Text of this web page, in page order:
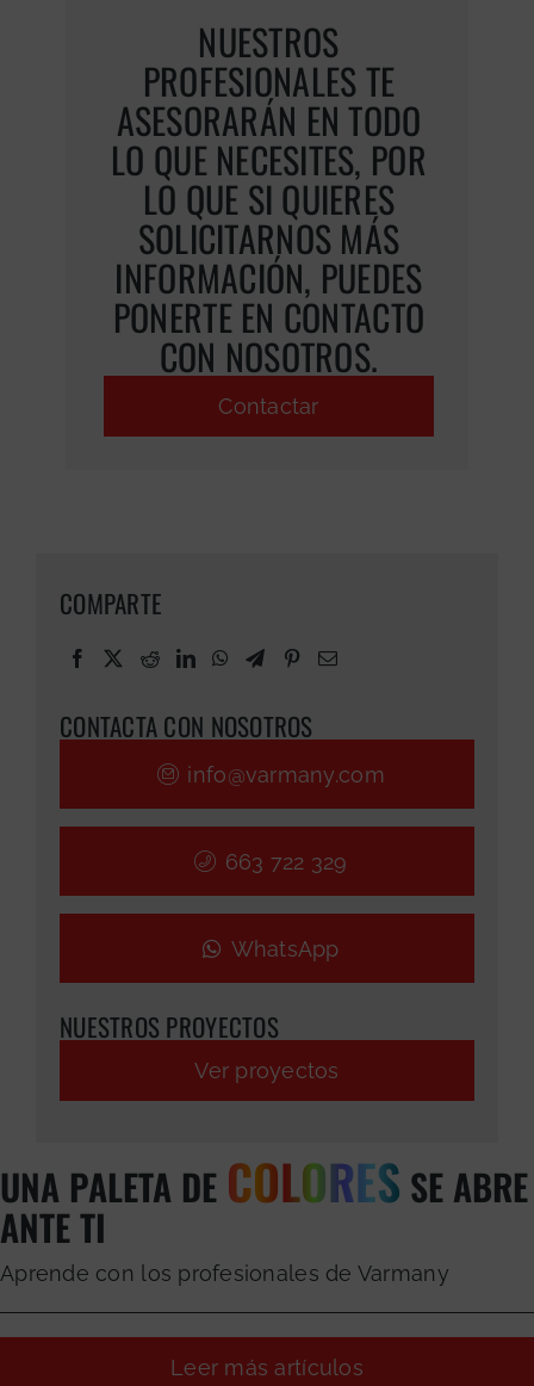
NUESTROS
PROFESIONALES TE
ASESORARÁN EN TODO
LO QUE NECESITES, POR
LO QUE SI QUIERES
SOLICITARNOS MÁS
INFORMACIÓN, PUEDES
PONERTE EN CONTACTO
CON NOSOTROS.
Contactar
COMPARTE
CONTACTA CON NOSOTROS
info@varmany.com
663 722 329
WhatsApp
NUESTROS PROYECTOS
Ver proyectos
UNA PALETA DE COLORES SE ABRE
ANTE TI
Aprende con los profesionales de Varmany
Leer más artículos